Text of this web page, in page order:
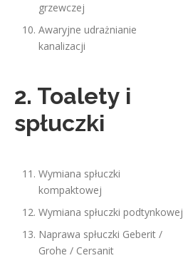
grzewczej
Awaryjne udrażnianie
kanalizacji
2. Toalety i
spłuczki
Wymiana spłuczki
kompaktowej
Wymiana spłuczki podtynkowej
Naprawa spłuczki Geberit /
Grohe / Cersanit